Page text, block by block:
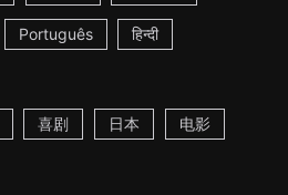
Português हिन्दी
喜剧 日本 电影